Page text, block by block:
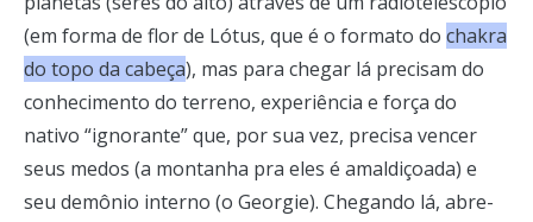
(em forma de flor de Lótus, que é o formato do chakra
do topo da cabeça), mas para chegar lá precisam do
conhecimento do terreno, experiência e força do
nativo “ignorante” que, por sua vez, precisa vencer
seus medos (a montanha pra eles é amaldiçoada) e
seu demônio interno (o Georgie). Chegando lá, abre-